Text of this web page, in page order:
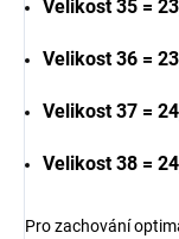
Velikost 35 =
Velikost 36 =
Velikost 37 =
Velikost 38 =
Pro zachování